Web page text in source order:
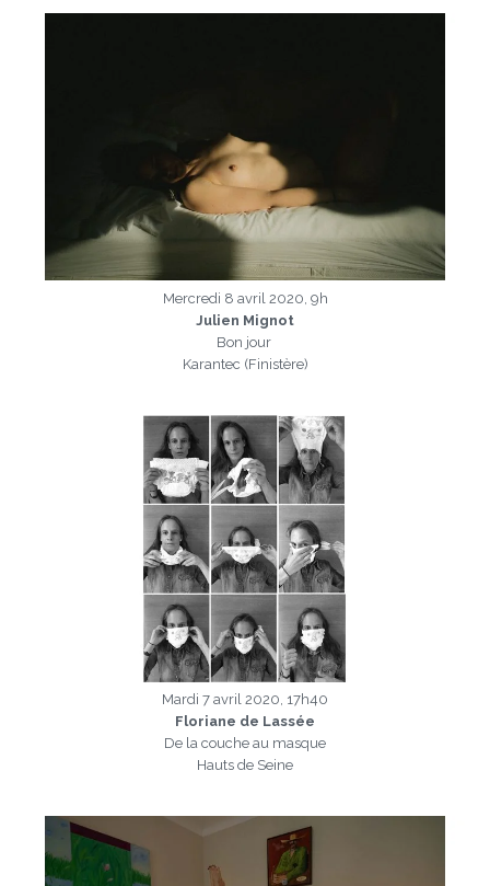
Mercredi 8 avril 2020, 9h
Julien Mignot
Bon jour
Karantec (Finistère)
Mardi 7 avril 2020, 17h40
Floriane de Lassée
De la couche au masque
Hauts de Seine